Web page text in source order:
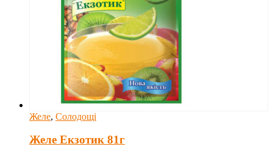
Желе, Солодощі
Желе Екзотик 81г